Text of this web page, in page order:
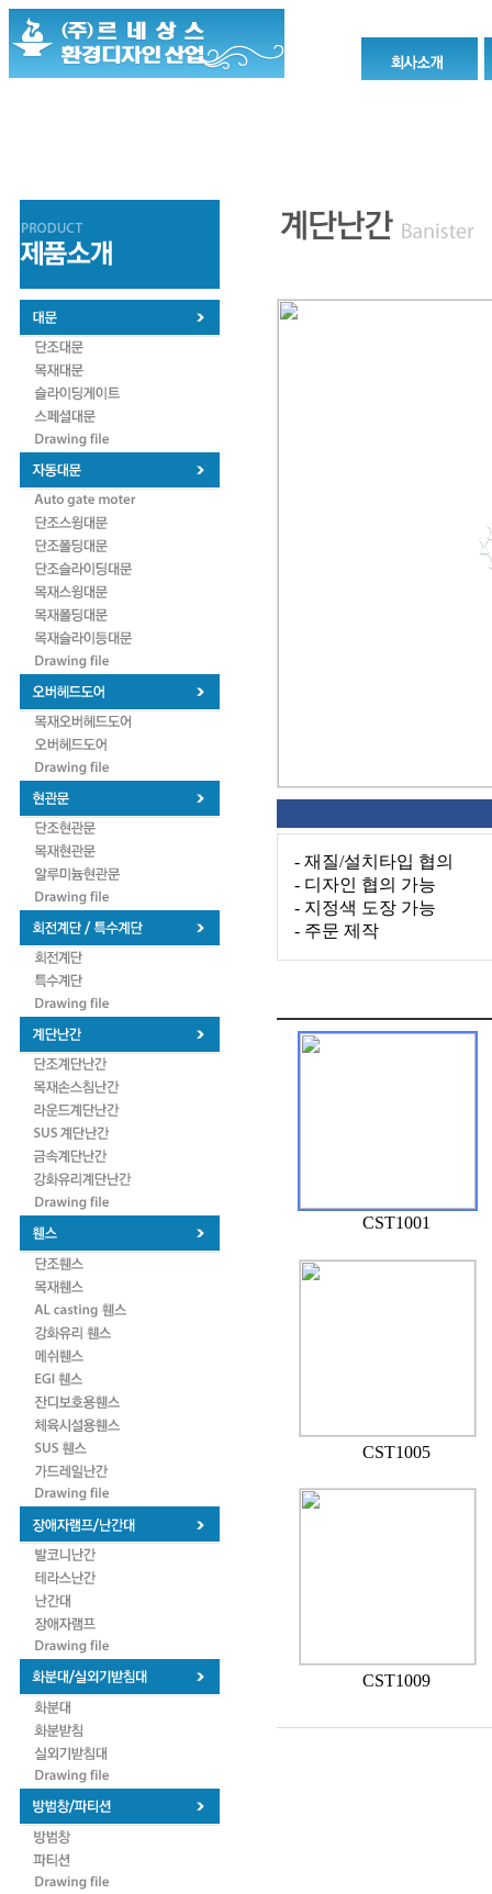
CST1001
CST1005
CST1009
- 재질/설치타입 협의
- 디자인 협의 가능
- 지정색 도장 가능
- 주문 제작